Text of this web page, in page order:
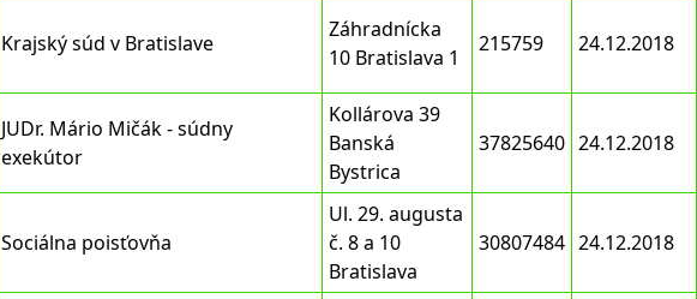
Krajský súd v Bratislave
Záhradnícka
10 Bratislava 1
215759 24.12.2018
JUDr. Mário Mičák - súdny
exekútor
Kollárova 39
Banská
Bystrica
37825640 24.12.2018
Sociálna poisťovňa
Ul. 29. augusta
č. 8 a 10
Bratislava
30807484 24.12.2018